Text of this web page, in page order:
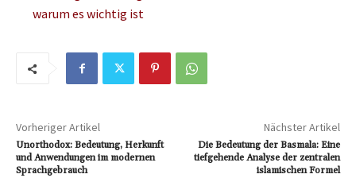
warum es wichtig ist
Vorheriger Artikel
Unorthodox: Bedeutung, Herkunft
und Anwendungen im modernen
Sprachgebrauch
Nächster Artikel
Die Bedeutung der Basmala: Eine
tiefgehende Analyse der zentralen
islamischen Formel